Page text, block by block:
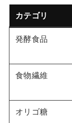
カテゴリ
発酵食品
食物繊維
オリゴ糖